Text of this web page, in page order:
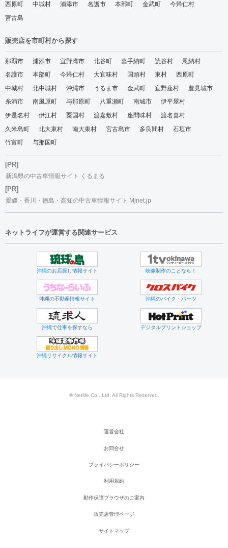
西原町
中城村 浦添市 名護市 本部町 金武町
今帰仁村
宮古島
販売店を市町村から探す
那覇市 浦添市 宜野湾市 北谷町 嘉手納町 読谷村
恩納村
名護市
本部町 今帰仁村 大宜味村 国頭村 東村
西原町
中城村
北中城村 沖縄市 うるま市 金武町 宜野座村
豊見城市
糸満市
南風原町 与那原町 八重瀬町 南城市
伊平屋村
伊是名村
伊江村 粟国村 渡嘉敷村 座間味村
渡名喜村
久米島町
北大東村 南大東村 宮古島市 多良間村
石垣市
竹富町
与那国町
[PR]
新潟県の中古車情報サイト くるまる
[PR]
愛媛・香川・徳島・高知の中古車情報サイト Mjnet.jp
ネットライフが運営する関連サービス
沖縄のお店探し情報サイト 映像制作のことなら！
沖縄の不動産情報サイト 沖縄のバイク・パーツ
沖縄で仕事を探すなら デジタルプリントショップ
沖縄リサイクル情報サイト
© Netlife Co., Ltd. All Rights Reserved.
運営会社
お問合せ
プライバシーポリシー
利用規約
動作保障ブラウザのご案内
販売店管理ページ
サイトマップ